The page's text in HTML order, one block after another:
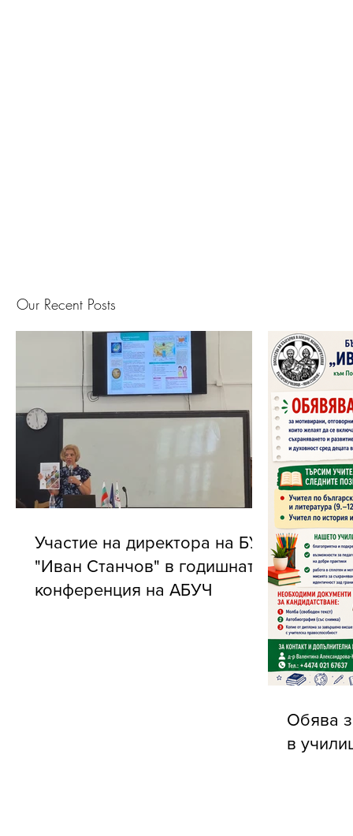
Our Recent Posts
Участие на директора на БУ
"Иван Станчов" в годишната
конференция на АБУЧ
Обява
в